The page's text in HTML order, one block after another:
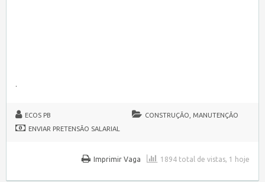
.
ECOS PB
CONSTRUÇÃO, MANUTENÇÃO
ENVIAR PRETENSÃO SALARIAL
1894 total de vistas, 1 hoje
Imprimir Vaga